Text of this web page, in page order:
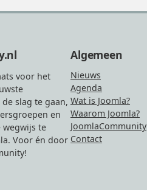
voor het
slag te gaan,
en
wegwijs te
Voor én door
Algemeen
Nieuws
Agenda
Wat is Joomla?
Waarom Joomla?
JoomlaCommunity
Contact